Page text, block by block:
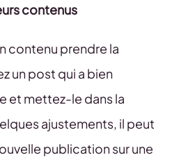
contenus
contenu prendre la
un post qui a bien
et mettez-le dans la
ajustements, il peut
publication sur une